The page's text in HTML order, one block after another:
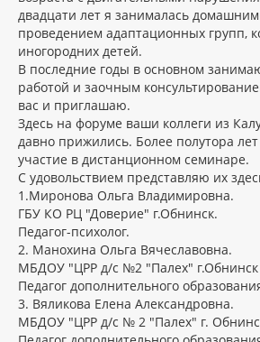
двадцати лет я занималась
проведением адаптационных групп,
иногородних детей.
В последние годы в основном
работой и заочным
вас и приглашаю.
Здесь на форуме ваши коллеги из
давно прижились. Более полутора
участие в дистанционном семинаре.
С удовольствием представляю их
1.Миронова Ольга Владимировна.
ГБУ КО РЦ "Доверие" г.Обнинск.
Педагог-психолог.
2. Манохина Ольга Вячеславовна.
МБДОУ "ЦРР д/с №2 "Палех" г.Обнинск
Педагог дополнительного
3. Вяликова Елена Александровна.
МБДОУ "ЦРР д/с № 2 "Палех" г.